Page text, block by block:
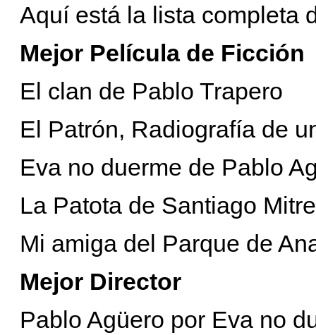
Aquí está la lista completa
Mejor Película de Ficción
El clan de Pablo Trapero
El Patrón, Radiografía de
Eva no duerme de Pablo
La Patota de Santiago Mitre
Mi amiga del Parque de
Mejor Director
Pablo Agüero por Eva no